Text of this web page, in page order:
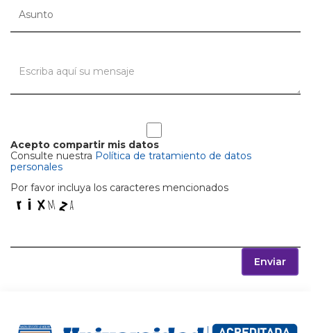
Acepto compartir mis datos
Consulte nuestra Política de tratamiento de datos
personales
Por favor incluya los caracteres mencionados
Enviar